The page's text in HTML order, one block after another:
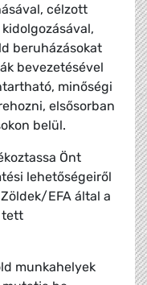
célzott
beruházásokat
bevezetésével
minőségi
elsősorban
belül.
Önt
lehetőségeiről
EFA által a
tett
munkahelyek